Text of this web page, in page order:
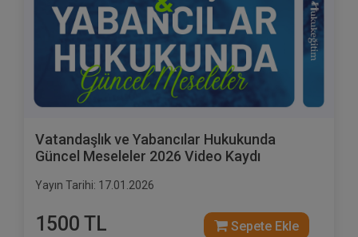
Vatandaşlık ve Yabancılar Hukukunda
Güncel Meseleler 2026 Video Kaydı
Yayın Tarihi: 17.01.2026
1500 TL Sepete Ekle